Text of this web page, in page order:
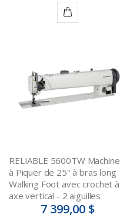
panier
RELIABLE 5600TW Machine
à Piquer de 25'' à bras long
Walking Foot avec crochet à
axe vertical - 2 aiguilles
7 399,00 $